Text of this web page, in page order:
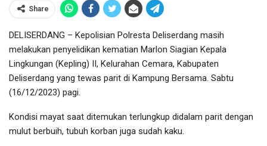
Share
DELISERDANG – Kepolisian Polresta Deliserdang masih
melakukan penyelidikan kematian Marlon Siagian Kepala
Lingkungan (Kepling) II, Kelurahan Cemara, Kabupaten
Deliserdang yang tewas parit di Kampung Bersama. Sabtu
(16/12/2023) pagi.
Kondisi mayat saat ditemukan terlungkup didalam parit dengan
mulut berbuih, tubuh korban juga sudah kaku.